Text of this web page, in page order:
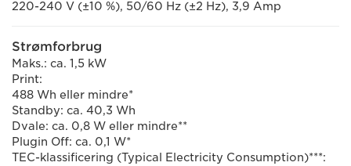
220-240 V (±10 %), 50/60 Hz (±2 Hz), 3,9 Amp
Strømforbrug
Maks.: ca. 1,5 kW
Print:
488 Wh eller mindre*
Standby: ca. 40,3 Wh
Dvale: ca. 0,8 W eller mindre**
Plugin Off: ca. 0,1 W*
TEC-klassificering (Typical Electricity Consumption)***: